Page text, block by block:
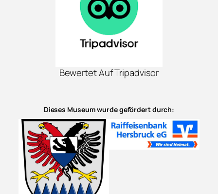
Bewertet Auf Tripadvisor
Dieses Museum wurde gefördert durch: